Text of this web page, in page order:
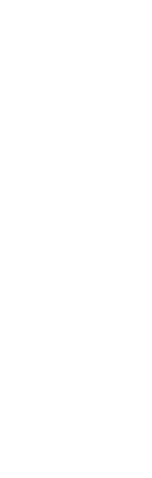
Ouigo vende
billetes en